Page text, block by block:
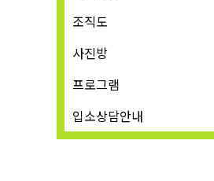
조직도
사진방
프로그램
입소상담안내